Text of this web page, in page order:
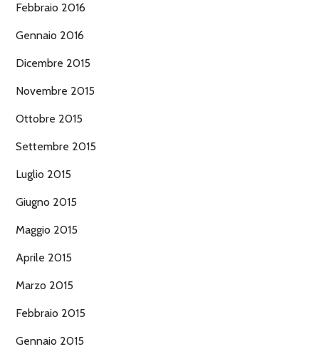
Febbraio 2016
Gennaio 2016
Dicembre 2015
Novembre 2015
Ottobre 2015
Settembre 2015
Luglio 2015
Giugno 2015
Maggio 2015
Aprile 2015
Marzo 2015
Febbraio 2015
Gennaio 2015